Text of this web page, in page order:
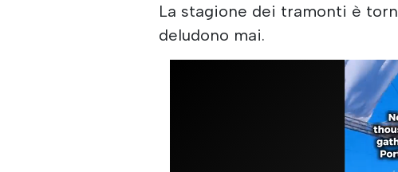
La stagione dei tramonti è
deludono mai.